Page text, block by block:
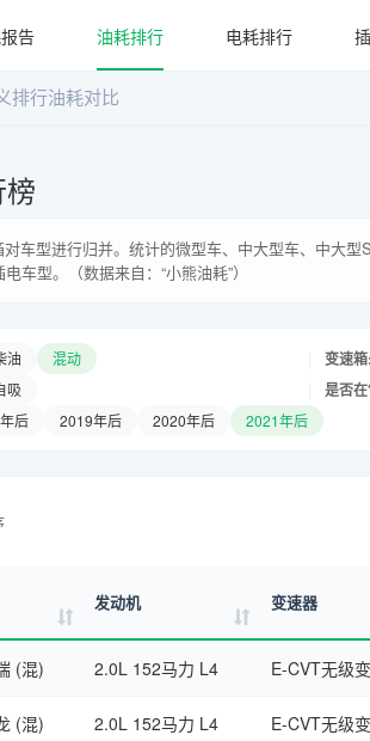
告 油耗排行 电耗排行
排行油耗对比
车型进行归并。统计的微型车、中大型车、中大
车型。（数据来自：“小熊油耗”）
油 混动 变速箱:
吸 是否
后 2019年后 2020年后 2021年后
发动机 变速器
(混) 2.0L 152马力 L4 E-CVT无级
(混) 2.0L 152马力 L4 E-CVT无级